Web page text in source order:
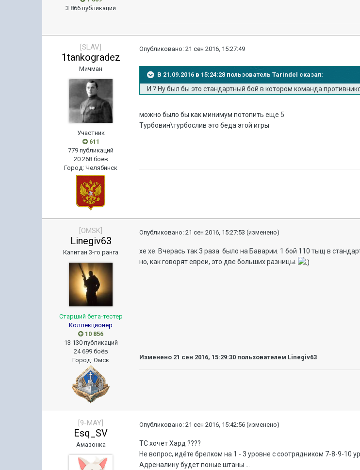
3 866 публикаций
[SLAV]
1tankogradez
Мичман
Участник
611
779 публикаций
20 268 боёв
Город:Челябинск
Опубликовано:21 сен 2016, 15:27:49
В 21.09.2016 в 15:24:28 пользователь Tarindel сказал:
И ? Ну был бы это стандартный бой в котором команда
можно было бы как минимум потопить еще 5
Турбовин\турбослив это беда этой игры
[OMSK]
Linegiv63
Капитан 3-го ранга
Старший бета-тестер
Коллекционер
10 856
13 130 публикаций
24 699 боёв
Город:Омск
Опубликовано:21 сен 2016, 15:27:53 (изменено)
хе хе. Вчерась так 3 раза было на Баварии. 1 бой 110 тыщ в
но, как говорят евреи, это две больших разницы.
Изменено 21 сен 2016, 15:29:30 пользователем Linegiv63
[9-MAY]
Esq_SV
Амазонка
Опубликовано:21 сен 2016, 15:42:56 (изменено)
ТС хочет Хард ????
Не вопрос, идёте брелком на 1 - 3 уровне с соотрядником 7-8-9-10
Адреналину будет поные штаны ...